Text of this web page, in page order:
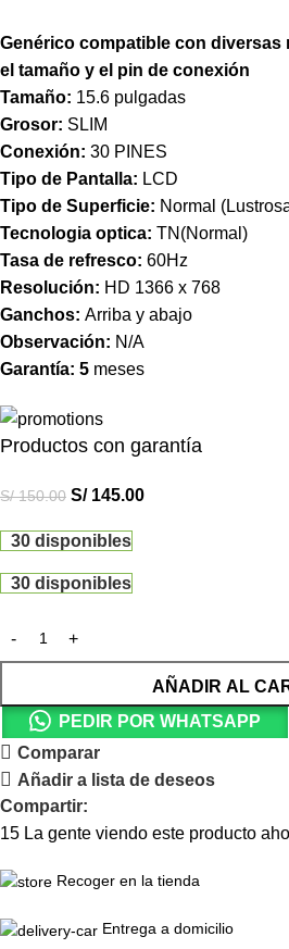
Genérico compatible con diversas
el tamaño y el pin de conexión
Tamaño: 15.6 pulgadas
Grosor: SLIM
Conexión: 30 PINES
Tipo de Pantalla: LCD
Tipo de Superficie: Normal
Tecnologia optica: TN(Normal)
Tasa de refresco: 60Hz
Resolución: HD 1366 x 768
Ganchos: Arriba y abajo
Observación: N/A
Garantía: 5 meses
Productos con garantía
S/150.00 S/145.00
30 disponibles
30 disponibles
AÑADIR AL
PEDIR POR WHATSAPP
Comparar
Añadir a lista de deseos
Compartir:
15 La gente viendo este producto
Recoger en la tienda
Entrega a domicilio